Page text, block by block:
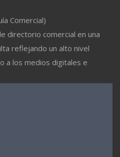
Comercial)
directorio comercial en una
reflejando un alto nivel
a los medios digitales e